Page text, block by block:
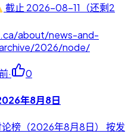
截止 2026-08-11（还剩2
about/news-and-
2026/node/
· 0
年8月8日
榜（2026年8月8日） 按发